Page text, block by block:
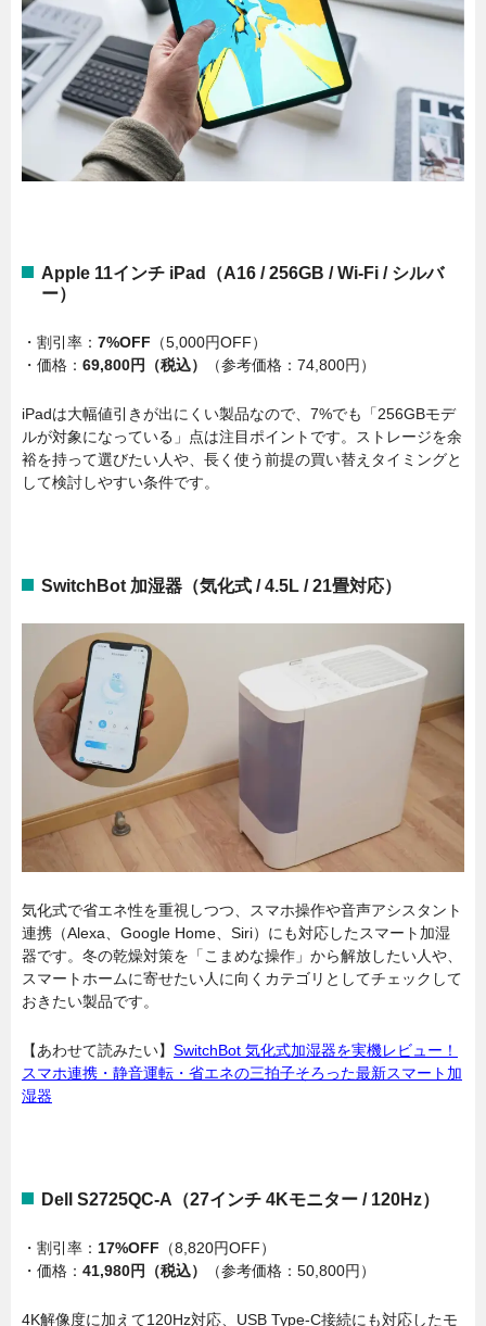
Apple 11インチ iPad（A16 / 256GB / Wi-Fi / シルバ
ー）
・割引率： 7%OFF （5,000円OFF）
・価格： 69,800円（税込） （参考価格：74,800円）
iPadは大幅値引きが出にくい製品なので、7%でも「256GBモデ
ルが対象になっている」点は注目ポイントです。ストレージを余
裕を持って選びたい人や、長く使う前提の買い替えタイミングと
して検討しやすい条件です。
SwitchBot 加湿器（気化式 / 4.5L / 21畳対応）
気化式で省エネ性を重視しつつ、スマホ操作や音声アシスタント
連携（Alexa、Google Home、Siri）にも対応したスマート加湿
器です。冬の乾燥対策を「こまめな操作」から解放したい人や、
スマートホームに寄せたい人に向くカテゴリとしてチェックして
おきたい製品です。
【あわせて読みたい】 SwitchBot 気化式加湿器を実機レビュー！
スマホ連携・静音運転・省エネの三拍子そろった最新スマート加
湿器
Dell S2725QC-A（27インチ 4Kモニター / 120Hz）
・割引率： 17%OFF （8,820円OFF）
・価格： 41,980円（税込） （参考価格：50,800円）
4K解像度に加えて120Hz対応、USB Type-C接続にも対応したモ